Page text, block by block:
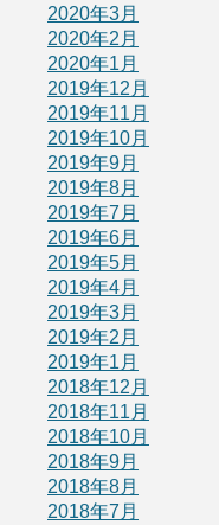
2020年3月
2020年2月
2020年1月
2019年12月
2019年11月
2019年10月
2019年9月
2019年8月
2019年7月
2019年6月
2019年5月
2019年4月
2019年3月
2019年2月
2019年1月
2018年12月
2018年11月
2018年10月
2018年9月
2018年8月
2018年7月